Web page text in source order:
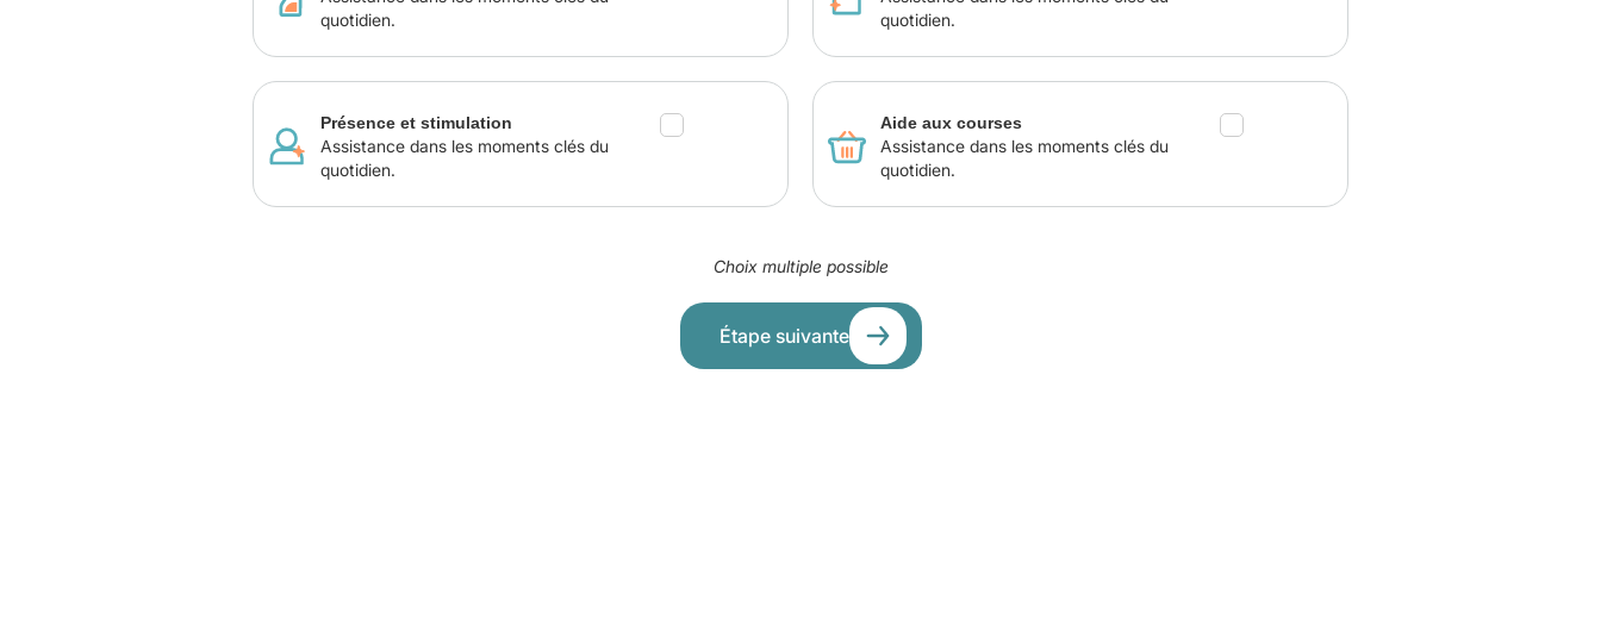
quotidien.
quotidien.
Présence et stimulation
Assistance dans les moments clés du
quotidien.
Aide aux courses
Assistance dans les moments clés du
quotidien.
Choix multiple possible
Étape suivante